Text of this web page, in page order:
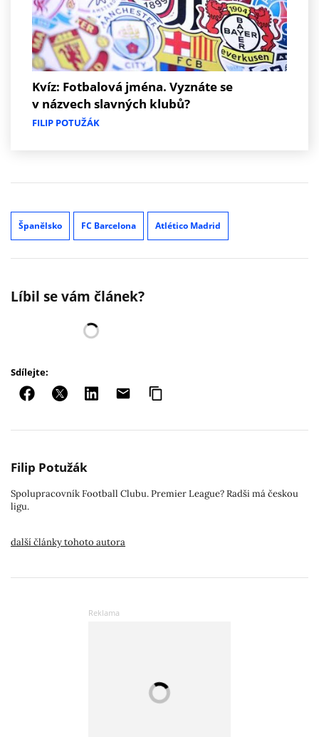
Kvíz: Fotbalová jména. Vyznáte se
v názvech slavných klubů?
FILIP POTUŽÁK
Španělsko FC Barcelona Atlético Madrid
Líbil se vám článek?
Sdílejte:
Filip Potužák
Spolupracovník Football Clubu. Premier League? Radši má českou
ligu.
další články tohoto autora